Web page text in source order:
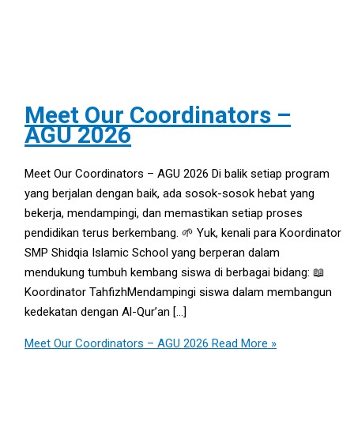
Meet Our Coordinators –
AGU 2026
Meet Our Coordinators – AGU 2026 Di balik setiap program
yang berjalan dengan baik, ada sosok-sosok hebat yang
bekerja, mendampingi, dan memastikan setiap proses
pendidikan terus berkembang. 🌱 Yuk, kenali para Koordinator
SMP Shidqia Islamic School yang berperan dalam
mendukung tumbuh kembang siswa di berbagai bidang: 📖
Koordinator TahfizhMendampingi siswa dalam membangun
kedekatan dengan Al-Qur’an […]
Meet Our Coordinators – AGU 2026 Read More »